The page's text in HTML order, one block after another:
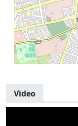
Video